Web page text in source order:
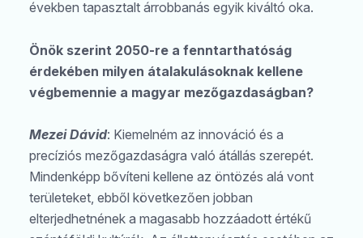
években tapasztalt árrobbanás egyik kiváltó oka.
Önök szerint 2050-re a fenntarthatóság
érdekében milyen átalakulásoknak kellene
végbemennie a magyar mezőgazdaságban?
Mezei Dávid: Kiemelném az innováció és a
precíziós mezőgazdaságra való átállás szerepét.
Mindenképp bővíteni kellene az öntözés alá vont
területeket, ebből következően jobban
elterjedhetnének a magasabb hozzáadott értékű